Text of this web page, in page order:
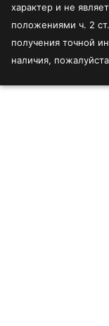
характер и не
положениями ч. 2
получения точной
наличия,